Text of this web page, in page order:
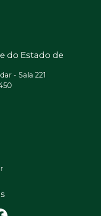
do Estado de
- Sala 221